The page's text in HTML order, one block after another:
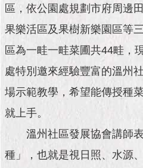
及
成
果
市
資
料
館
發
現
區，依公園處規劃市府周邊
果樂活區及果樹新樂園區等
區為一畦一畦菜圃共44畦，
處特別邀來經驗豐富的溫州
場示範教學，希望能傳授種
就上手。
溫州社區發展協會講師表
種」，也就是視日照、水源